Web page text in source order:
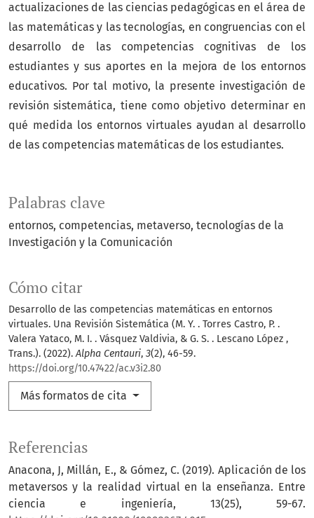
Palabras clave
entornos competencias metaverso tecnologías de la
Investigación y la Comunicación
Cómo citar
Desarrollo de las competencias matemáticas en entornos
virtuales. Una Revisión Sistemática (M. Y. . Torres Castro, P. .
Valera Yataco, M. I. . Vásquez Valdivia, & G. S. . Lescano López ,
Trans.). (2022).Alpha Centauri, 3(2), 46-59.
https://doi.org/10.47422/ac.v3i2.80
Más formatos de cita
actualizaciones de las ciencias pedagógicas en el área de
las matemáticas y las tecnologías, en congruencias con el
desarrollo de las competencias cognitivas de los
estudiantes y sus aportes en la mejora de los entornos
educativos. Por tal motivo, la presente investigación de
revisión sistemática, tiene como objetivo determinar en
qué medida los entornos virtuales ayudan al desarrollo
de las competencias matemáticas de los estudiantes.
Referencias
Anacona, J, Millán, E., & Gómez, C. (2019). Aplicación de los
metaversos y la realidad virtual en la enseñanza. Entre
ciencia e ingeniería, 13(25), 59-67.